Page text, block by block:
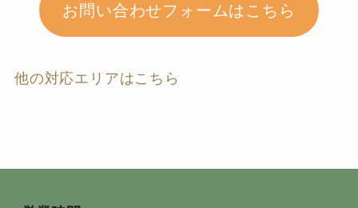
お問い合わせフォームはこちら
他の対応エリアはこちら